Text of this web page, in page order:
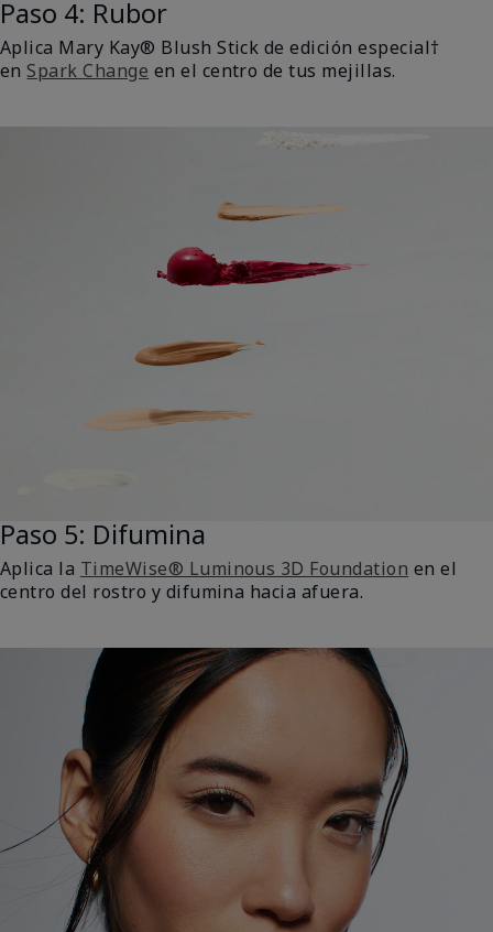
Paso 4: Rubor
Aplica Mary Kay® Blush Stick de edición especial†
enSpark Change en el centro de tus mejillas.
Paso 5: Difumina
Aplica la TimeWise® Luminous 3D Foundation en el
centro del rostro y difumina hacia afuera.